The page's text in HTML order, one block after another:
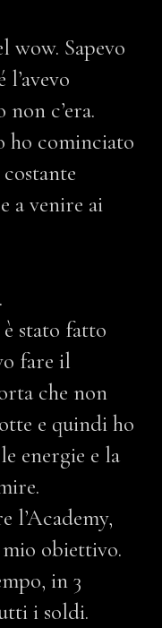
wow. Sapevo
l’avevo
c’era.
ho cominciato
a venire ai
stato fatto
fare il
che non
e quindi ho
energie e la
l’Academy,
obiettivo.
in 3
i soldi.